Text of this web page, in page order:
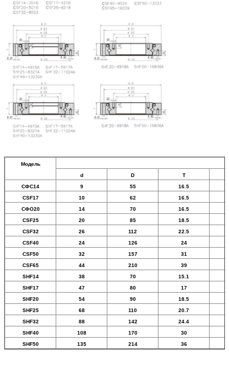
Модель
d
D
T
СФС14
9 55
16.5
CSF17
10 62
16.5
СФО20
14 70
16.5
CSF25
20 85
18.5
CSF32
26 112
22.5
CSF40
24 126
24
CSF50
32 157
31
CSF65
44 210
39
SHF14
38 70
15.1
SHF17
47 80
17
SHF20
54 90
18.5
SHF25
68 110
20.7
SHF32
88 142
24.4
SHF40
108 170
30
SHF50
135 214 36